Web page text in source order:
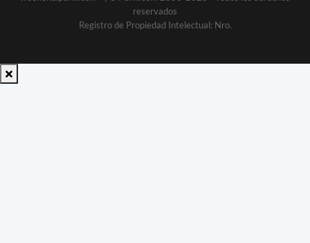
reservados
Registro de Propiedad Intelectual: Nro.